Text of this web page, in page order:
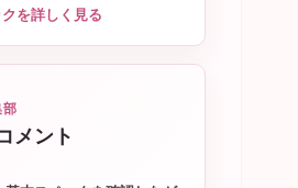
を詳しく見る
メント